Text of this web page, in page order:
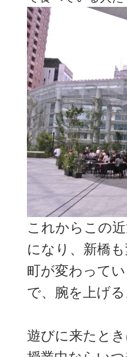
これからこの
になり、新橋
町が変わって
で、腕を上げ
遊びに来たと